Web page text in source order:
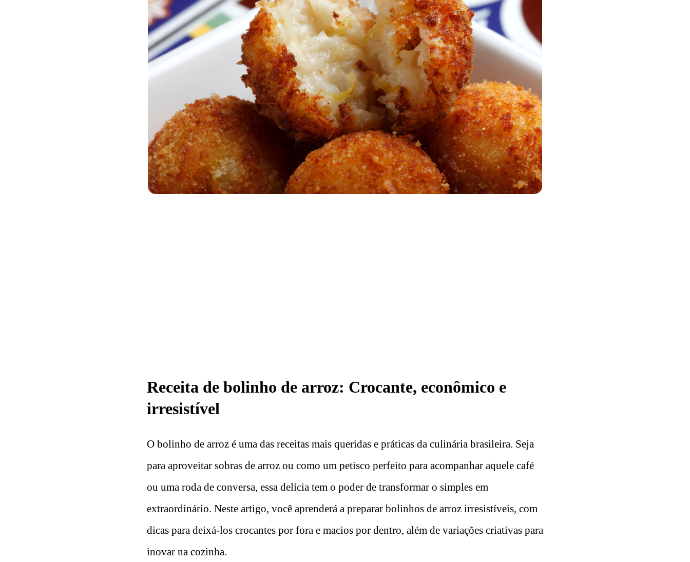
Receita de bolinho de arroz: Crocante, econômico e
irresistível
O bolinho de arroz é uma das receitas mais queridas e práticas da culinária brasileira. Seja
para aproveitar sobras de arroz ou como um petisco perfeito para acompanhar aquele café
ou uma roda de conversa, essa delícia tem o poder de transformar o simples em
extraordinário. Neste artigo, você aprenderá a preparar bolinhos de arroz irresistíveis, com
dicas para deixá-los crocantes por fora e macios por dentro, além de variações criativas para
inovar na cozinha.